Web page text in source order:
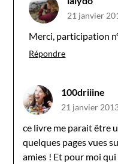
21 janvier
Merci, participation
Répondre
100driiine
21 janvier
ce livre me parait être
quelques pages vues
amies ! Et pour moi